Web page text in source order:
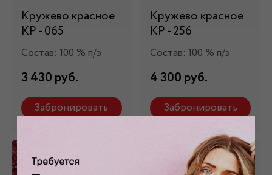
Кружево красное
КР - 065
Состав: 100 % п/э
3 430 руб.
Забронировать
Кружево красное
КР - 256
Состав: 100 % п/э
4 300 руб.
Забронировать